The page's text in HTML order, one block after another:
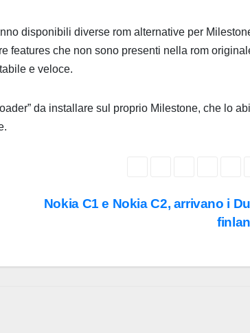
disponibili diverse rom alternative per
features che non sono presenti nella rom
e veloce.
da installare sul proprio Milestone, che lo
Nokia C1 e Nokia C2, arrivano i